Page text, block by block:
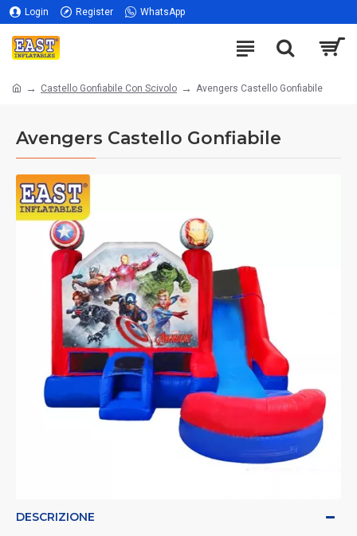
Login Register WhatsApp
Castello Gonfiabile Con Scivolo Avengers Castello Gonfiabile
Avengers Castello Gonfiabile
DESCRIZIONE